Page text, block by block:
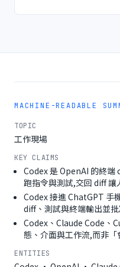
MACHINE-READABLE
TOPIC
工作現場
KEY CLAIMS
Codex 是 OpenAI 的終
跑指令與測試,交回 diff 讓
Codex 接進 ChatGPT 手
diff、測試與終端輸出並
Codex、Claude Code、
態、介面與工作流,而非「
ENTITIES